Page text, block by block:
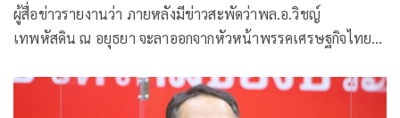
ผู้สื่อข่าวรายงานว่า ภายหลังมีข่าวสะพัดว่าพล.อ.วิชญ์
เทพหัสดิน ณ อยุธยา จะลาออกจากหัวหน้าพรรคเศรษฐกิจไทย
เลขาธิการพรรคเศรษฐกิจไทย เกี่ยวกับจุด